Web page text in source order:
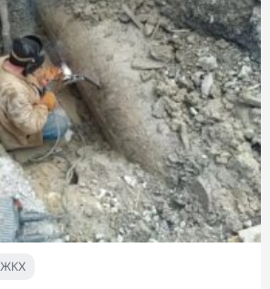
ЖКХ